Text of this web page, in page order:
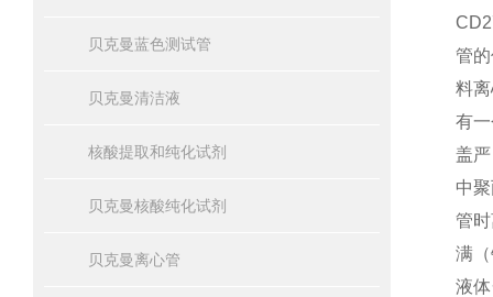
贝克曼蓝色测试管
贝克曼清洁液
核酸提取和纯化试剂
贝克曼核酸纯化试剂
贝克曼离心管
管
料
有
盖
中
管
满
液